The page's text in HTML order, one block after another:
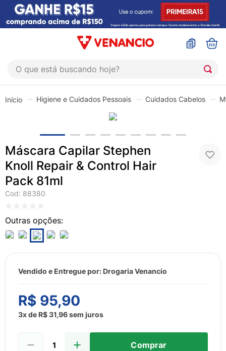
O que está buscando hoje?
Higiene e Cuidados Pessoais Cuidados Cabelos
Máscara Capilar Stephen
Knoll Repair & Control Hair
Pack 81ml
Cod: 88380
Vendido e Entregue por: Drogaria Venancio
R$ 95,90
3x de R$31,96sem juros
Comprar
º
coristina
4º
fly gotas